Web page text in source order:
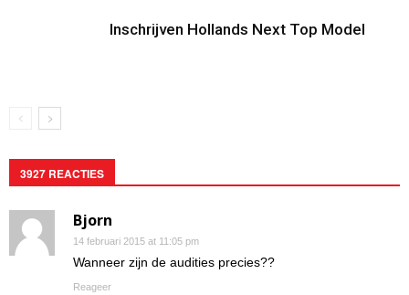
Inschrijven Hollands Next Top Model
3927 REACTIES
Bjorn
14 februari 2015 at 11:05 pm
Wanneer zijn de audities precies??
Reageer